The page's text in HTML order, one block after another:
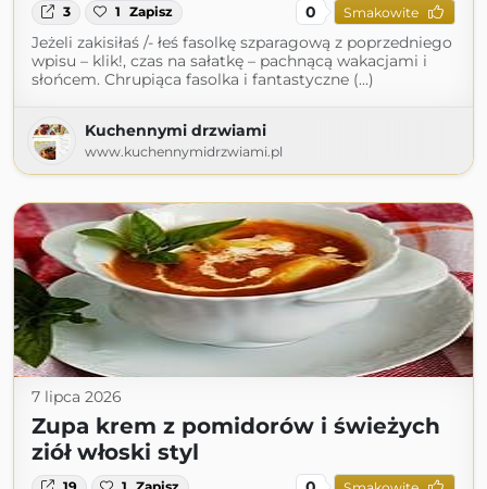
3 1 Zapisz 0 Smakowite
Jeżeli zakisiłaś /- łeś fasolkę szparagową z poprzedniego
wpisu – klik!, czas na sałatkę – pachnącą wakacjami i
słońcem. Chrupiąca fasolka i fantastyczne (...)
Kuchennymi drzwiami
www.kuchennymidrzwiami.pl
7 lipca 2026
Zupa krem z pomidorów i świeżych
ziół włoski styl